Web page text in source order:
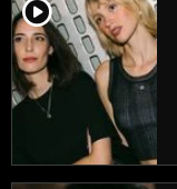
player2